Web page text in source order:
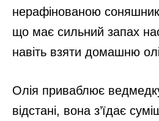
нерафінованою
що має сильний запах
навіть взяти домашню
Олія приваблює
відстані, вона з’їдає